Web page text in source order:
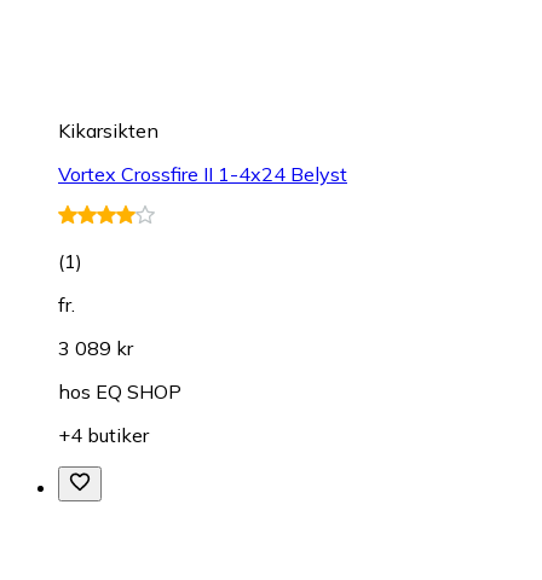
Kikarsikten
Vortex Crossfire II 1-4x24 Belyst
(1)
fr.
3 089 kr
hos EQ SHOP
+4 butiker